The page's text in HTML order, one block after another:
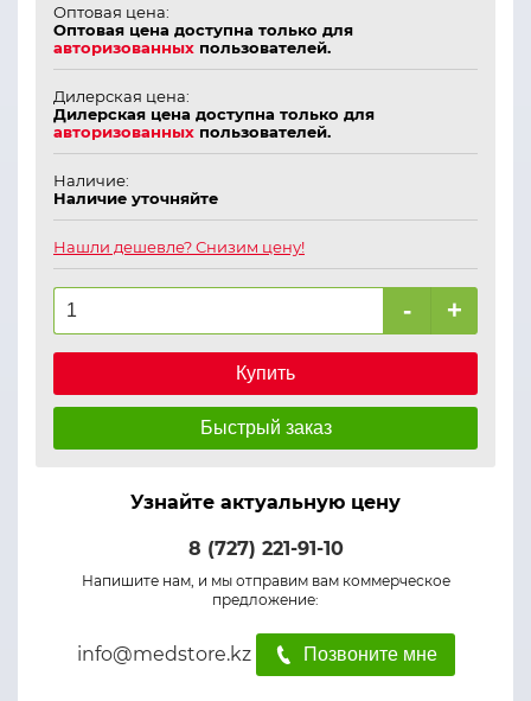
Оптовая цена:
Оптовая цена доступна только для
авторизованных пользователей.
Дилерская цена:
Дилерская цена доступна только для
авторизованных пользователей.
Наличие:
Наличие уточняйте
Нашли дешевле? Снизим цену!
- +
Купить
Быстрый заказ
Узнайте актуальную цену
8 (727) 221-91-10
Напишите нам, и мы отправим вам коммерческое
предложение:
info@medstore.kz Позвоните мне